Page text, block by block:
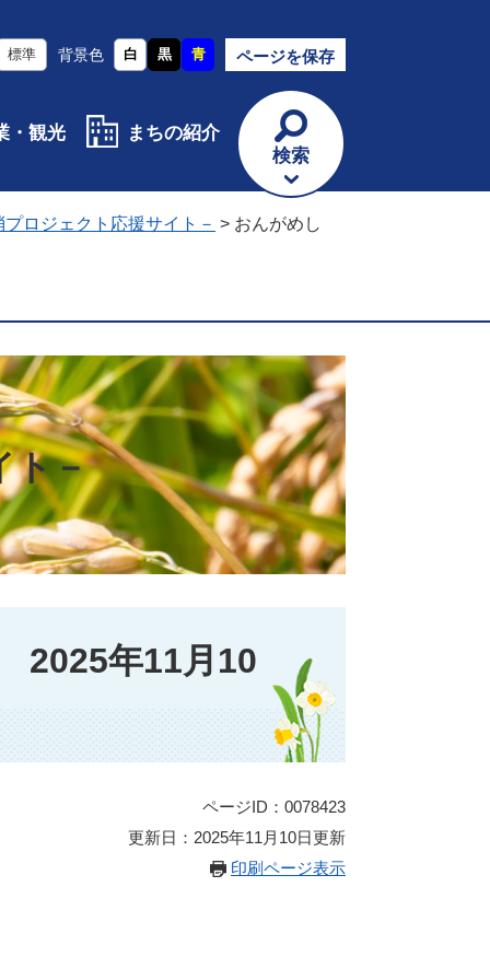
標準 背景色 白 黒 青 ページを保存
・観光
まちの紹介
検索
ロジェクト応援サイト－ > おんがめし
ト－
年11月10
ページID：0078423
更新日：2025年11月10日更新
印刷ページ表示